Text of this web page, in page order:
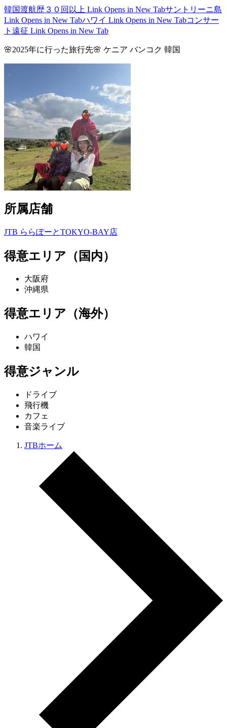
韓国渡航歴３０回以上 Link Opens in New Tabサントリーニ島
Link Opens in New Tabハワイ Link Opens in New Tabコンサー
ト遠征 Link Opens in New Tab
🌸2025年に行った旅行先🌸 ケニア バンコク 韓国
所属店舗
JTB ららぽーとTOKYO-BAY店
得意エリア（国内）
大阪府
沖縄県
得意エリア（海外）
ハワイ
韓国
得意ジャンル
ドライブ
飛行機
カフェ
音楽ライブ
JTBホーム